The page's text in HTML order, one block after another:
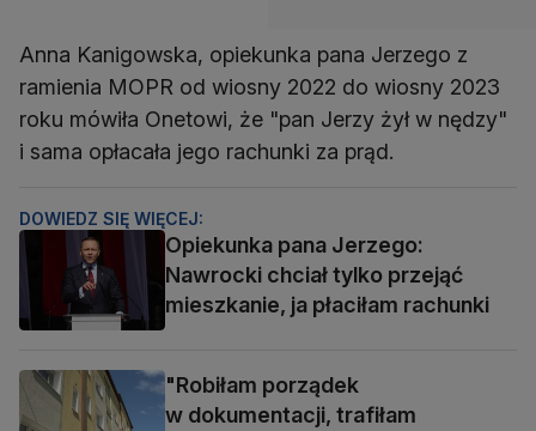
Anna Kanigowska, opiekunka pana Jerzego z
ramienia MOPR od wiosny 2022 do wiosny 2023
roku mówiła Onetowi, że "pan Jerzy żył w nędzy"
i sama opłacała jego rachunki za prąd.
DOWIEDZ SIĘ WIĘCEJ:
Opiekunka pana Jerzego:
Nawrocki chciał tylko przejąć
mieszkanie, ja płaciłam rachunki
"Robiłam porządek
w dokumentacji, trafiłam